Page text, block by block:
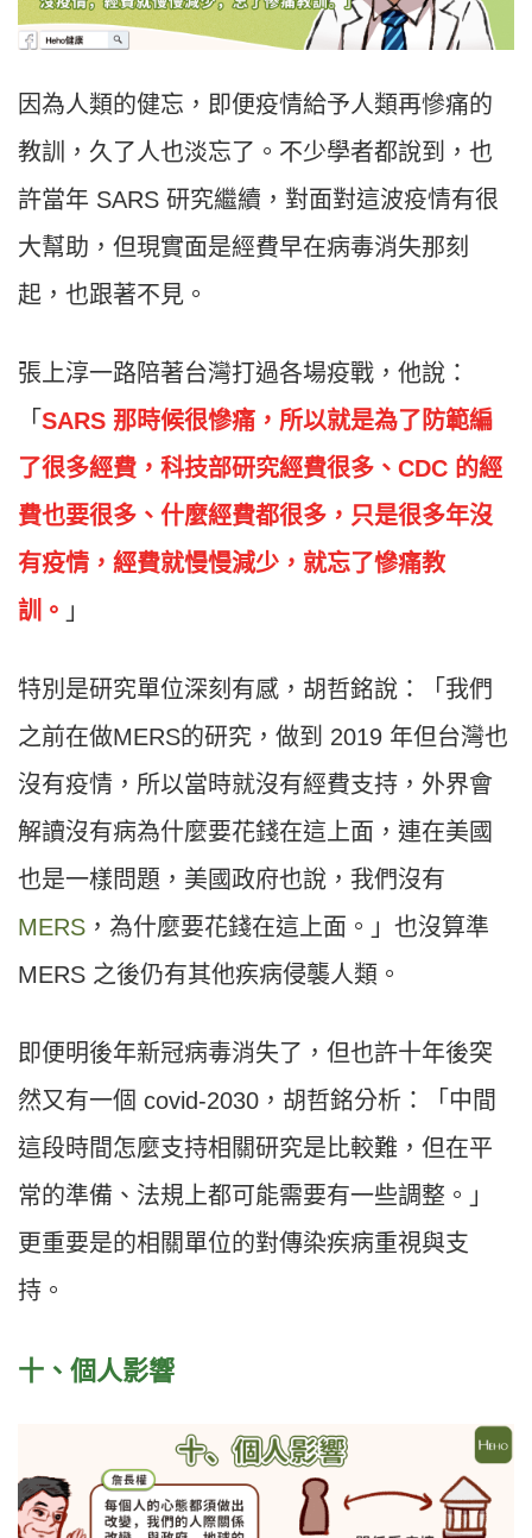
因為人類的健忘，即便疫情給予人類再慘痛的
教訓，久了人也淡忘了。不少學者都說到，也
許當年 SARS 研究繼續，對面對這波疫情有很
大幫助，但現實面是經費早在病毒消失那刻
起，也跟著不見。
張上淳一路陪著台灣打過各場疫戰，他說：
「 SARS 那時候很慘痛，所以就是為了防範編
了很多經費，科技部研究經費很多、CDC 的經
費也要很多、什麼經費都很多，只是很多年沒
有疫情，經費就慢慢減少，就忘了慘痛教
訓。 」
特別是研究單位深刻有感，胡哲銘說：「我們
之前在做MERS的研究，做到 2019 年但台灣也
沒有疫情，所以當時就沒有經費支持，外界會
解讀沒有病為什麼要花錢在這上面，連在美國
也是一樣問題，美國政府也說，我們沒有
MERS ，為什麼要花錢在這上面。」也沒算準
MERS 之後仍有其他疾病侵襲人類。
即便明後年新冠病毒消失了，但也許十年後突
然又有一個 covid-2030，胡哲銘分析：「中間
這段時間怎麼支持相關研究是比較難，但在平
常的準備、法規上都可能需要有一些調整。」
更重要是的相關單位的對傳染疾病重視與支
持。
十、個人影響